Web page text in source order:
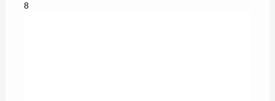
8